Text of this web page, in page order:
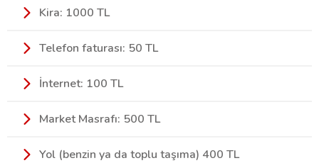
Kira: 1000 TL
Telefon faturası: 50 TL
İnternet: 100 TL
Market Masrafı: 500 TL
Yol (benzin ya da toplu taşıma) 400 TL